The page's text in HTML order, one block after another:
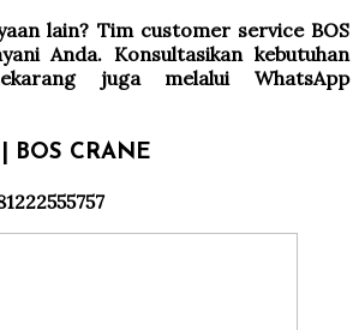
lain? Tim customer service BOS
Anda. Konsultasikan kebutuhan
juga melalui WhatsApp
BOS CRANE